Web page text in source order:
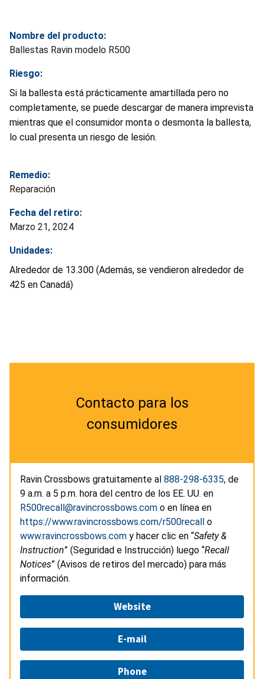
Nombre del producto:
Ballestas Ravin modelo R500
Riesgo:
Si la ballesta está prácticamente amartillada pero no
completamente, se puede descargar de manera imprevista
mientras que el consumidor monta o desmonta la ballesta,
lo cual presenta un riesgo de lesión.
Remedio:
Reparación
Fecha del retiro:
Marzo 21, 2024
Unidades:
Alrededor de 13.300 (Además, se vendieron alrededor de
425 en Canadá)
Contacto para los
consumidores
Ravin Crossbows gratuitamente al 888-298-6335, de
9 a.m. a 5 p.m. hora del centro de los EE. UU. en
R500recall@ravincrossbows.com o en línea en
https://www.ravincrossbows.com/r500recall
o
www.ravincrossbows.com y hacer clic en “Safety &
Instruction” (Seguridad e Instrucción) luego “Recall
Notices” (Avisos de retiros del mercado) para más
información.
Website
E-mail
Phone